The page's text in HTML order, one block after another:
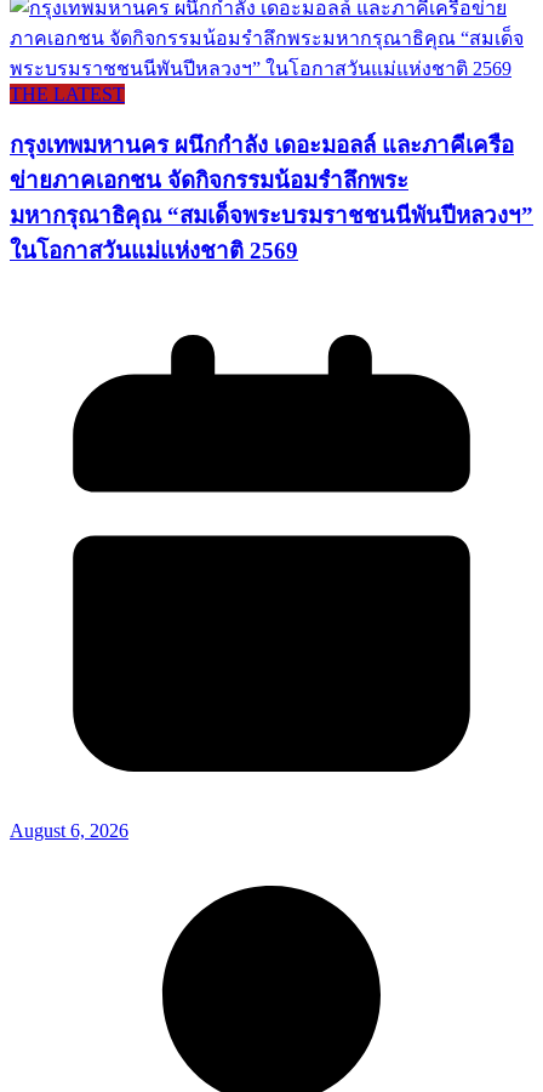
THE LATEST
กรุงเทพมหานคร ผนึกกำลัง เดอะมอลล์ และภาคีเครือ
ข่ายภาคเอกชน จัดกิจกรรมน้อมรำลึกพระ
มหากรุณาธิคุณ “สมเด็จพระบรมราชชนนีพันปีหลวงฯ”
ในโอกาสวันแม่แห่งชาติ 2569
August 6, 2026